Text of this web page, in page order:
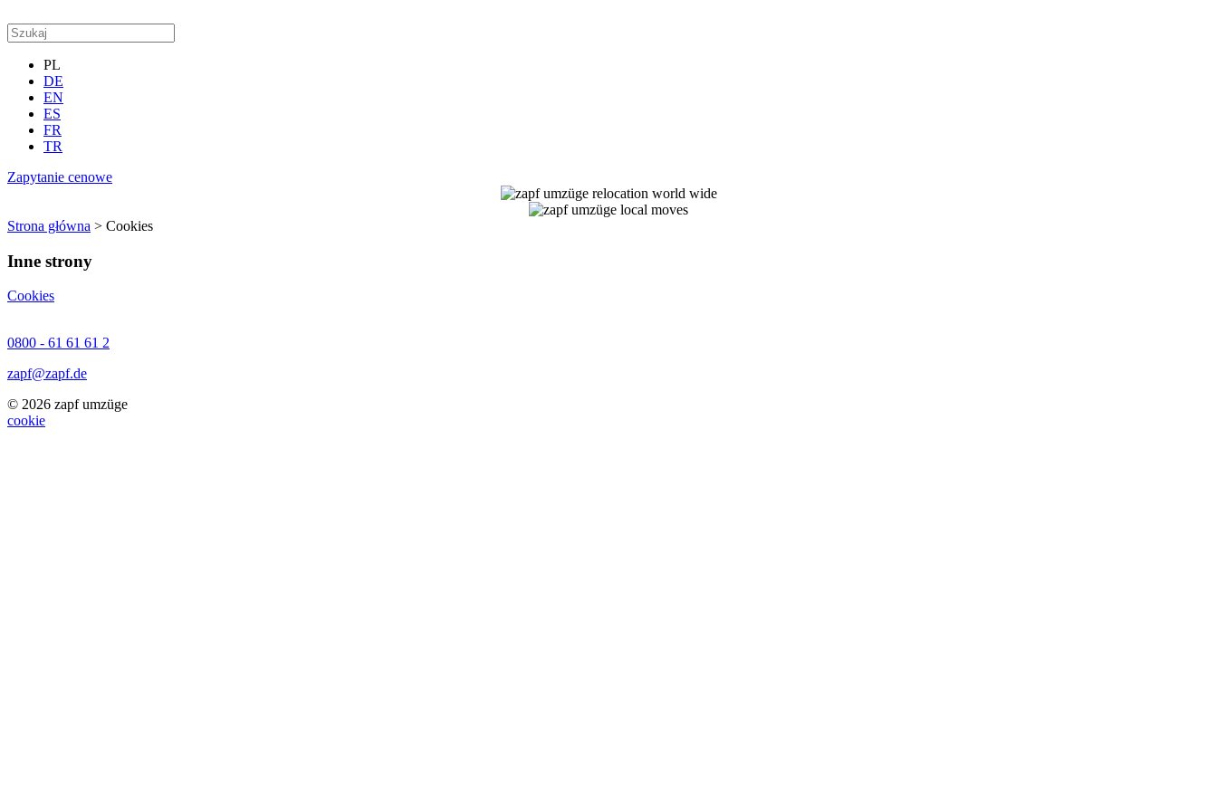
PL
DE
EN
ES
FR
TR
Zapytanie cenowe
Strona główna > Cookies
Inne strony
Cookies
0800 - 61 61 61 2
zapf@zapf.de
© 2026 zapf umzüge
cookie